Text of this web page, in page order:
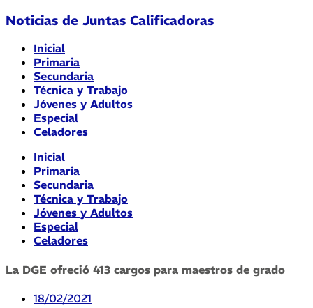
Noticias de Juntas Calificadoras
Inicial
Primaria
Secundaria
Técnica y Trabajo
Jóvenes y Adultos
Especial
Celadores
Inicial
Primaria
Secundaria
Técnica y Trabajo
Jóvenes y Adultos
Especial
Celadores
La DGE ofreció 413 cargos para maestros de grado
18/02/2021